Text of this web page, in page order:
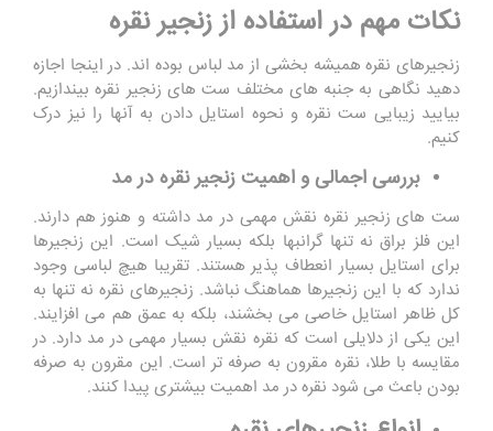
نکات مهم در استفاده از زنجیر نقره
زنجیرهای نقره همیشه بخشی از مد لباس بوده اند. در اینجا اجازه
دهید نگاهی به جنبه های مختلف ست های زنجیر نقره بیندازیم.
بیایید زیبایی ست نقره و نحوه استایل دادن به آنها را نیز درک
کنیم.
بررسی اجمالی و اهمیت زنجیر نقره در مد
ست های زنجیر نقره نقش مهمی در مد داشته و هنوز هم دارند.
این فلز براق نه تنها گرانبها بلکه بسیار شیک است. این زنجیرها
برای استایل بسیار انعطاف پذیر هستند. تقریبا هیچ لباسی وجود
ندارد که با این زنجیرها هماهنگ نباشد. زنجیرهای نقره نه تنها به
کل ظاهر استایل خاصی می بخشند، بلکه به عمق هم می افزایند.
این یکی از دلایلی است که نقره نقش بسیار مهمی در مد دارد. در
مقایسه با طلا، نقره مقرون به صرفه تر است. این مقرون به صرفه
بودن باعث می شود نقره در مد اهمیت بیشتری پیدا کنند.